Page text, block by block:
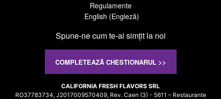
Regulamente
English (Engleză)
Spune-ne cum te-ai simţit la noi
COMPLETEAZĂ CHESTIONARUL >>
CALIFORNIA FRESH FLAVORS SRL
RO37783734, J2017009570409, Rev. Caen (3) - 5611 – Restaurante